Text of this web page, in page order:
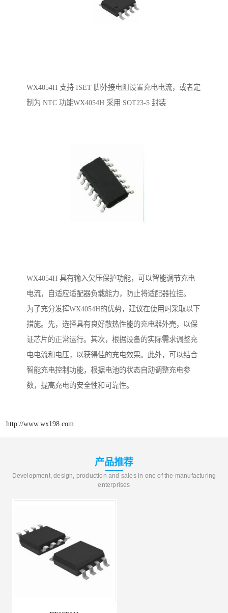
WX4054H 支持 ISET 脚外接电阻设置充电电流，或者定
制为 NTC 功能WX4054H 采用 SOT23-5 封装
WX4054H 具有输入欠压保护功能，可以智能调节充电
电流，自适应适配器负载能力，防止将适配器拉挂。
为了充分发挥WX4054H的优势，建议在使用时采取以下
措施。先，选择具有良好散热性能的充电器外壳，以保
证芯片的正常运行。其次，根据设备的实际需求调整充
电电流和电压，以获得佳的充电效果。此外，可以结合
智能充电控制功能，根据电池的状态自动调整充电参
数，提高充电的安全性和可靠性。
http://www.wx198.com
产品推荐
Development, design, production and sales in one of the manufacturing
enterprises